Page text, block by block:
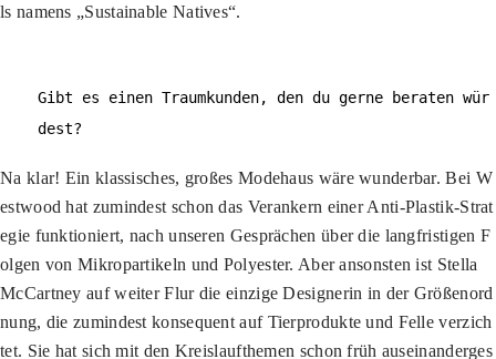
ls namens „Sustainable Natives“.
Gibt es einen Traumkunden, den du gerne beraten wür
dest?
Na klar! Ein klassisches, großes Modehaus wäre wunderbar. Bei W
estwood hat zumindest schon das Verankern einer Anti-Plastik-Strat
egie funktioniert, nach unseren Gesprächen über die langfristigen F
olgen von Mikropartikeln und Polyester. Aber ansonsten ist Stella
McCartney auf weiter Flur die einzige Designerin in der Größenord
nung, die zumindest konsequent auf Tierprodukte und Felle verzich
tet. Sie hat sich mit den Kreislaufthemen schon früh auseinanderges